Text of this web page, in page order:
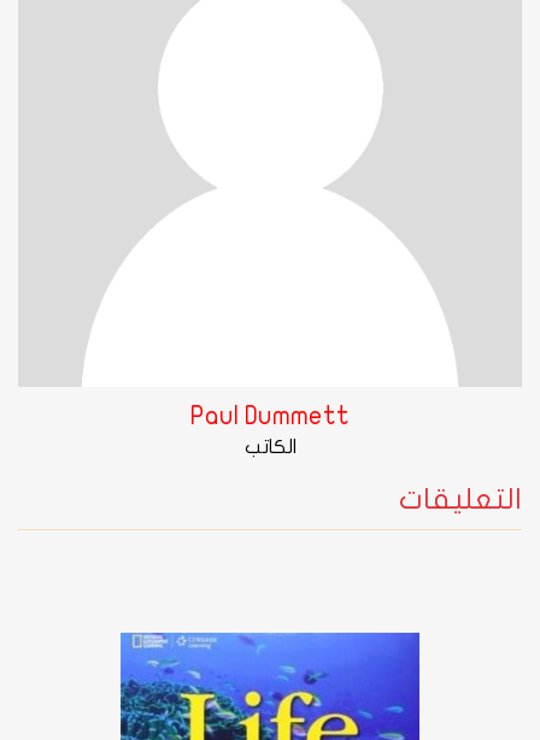
Paul Dummett
الكاتب
التعليقات